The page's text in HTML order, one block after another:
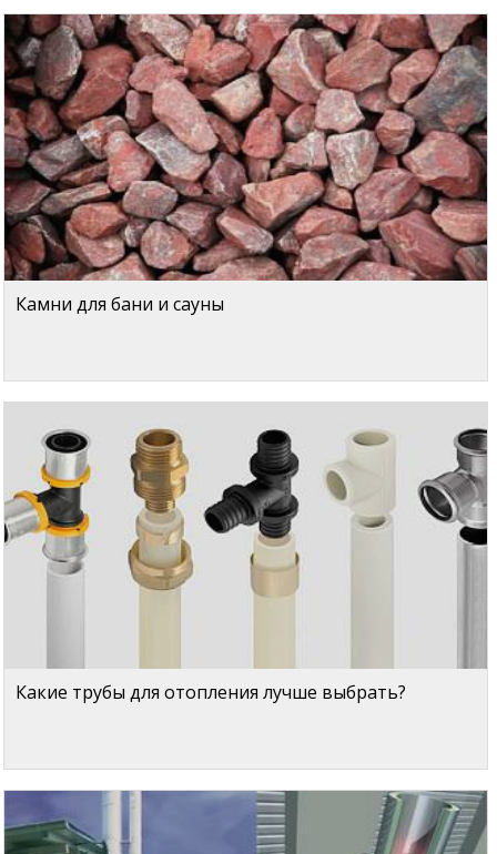
Камни для бани и сауны
Какие трубы для отопления лучше выбрать?